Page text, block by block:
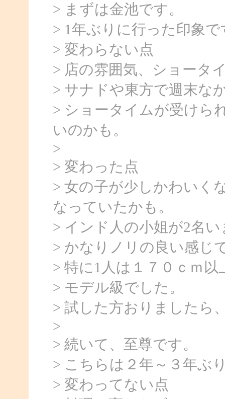
> まずは金池です。
> 1年ぶりに行った印象で
> 変わらない点
> 店の雰囲気、ショータ
> サナドや東方で週末な
> ショータイムが受けら
いのかも。
>
> 変わった点
> 女の子が少しかわいく
なっていたかも。
> インド人の小姐が2名
> かなりノリの良い感じ
> 特に1人は１７０ｃｍ
> モデル級でした。
> 試した方おりましたら
>
> 続いて、至尊です。
> こちらは２年～３年ぶ
> 変わってない点